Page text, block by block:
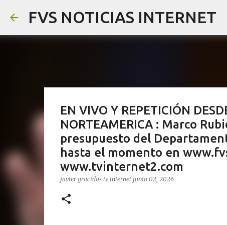
FVS NOTICIAS INTERNET
EN VIVO Y REPETICIÓN
NORTEAMERICA : Marco
presupuesto del
hasta el momento en
www.tvinternet2.com
javier gracidas tv internet junio 02, 2026